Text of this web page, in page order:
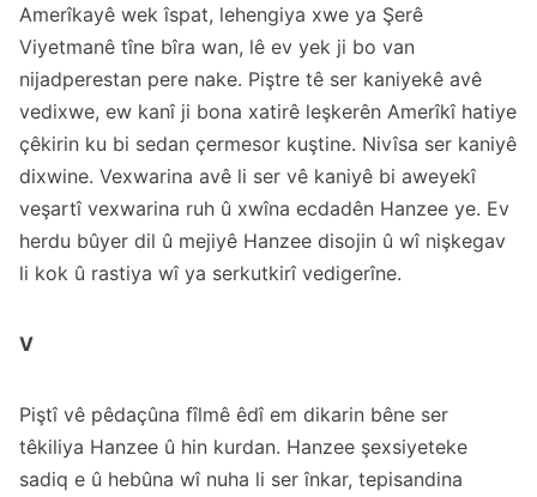
Amerîkayê wek îspat, lehengiya xwe ya Şerê
Viyetmanê tîne bîra wan, lê ev yek ji bo van
nijadperestan pere nake. Piştre tê ser kaniyekê avê
vedixwe, ew kanî ji bona xatirê leşkerên Amerîkî hatiye
çêkirin ku bi sedan çermesor kuştine. Nivîsa ser kaniyê
dixwine. Vexwarina avê li ser vê kaniyê bi aweyekî
veşartî vexwarina ruh û xwîna ecdadên Hanzee ye. Ev
herdu bûyer dil û mejiyê Hanzee disojin û wî nişkegav
li kok û rastiya wî ya serkutkirî vedigerîne.
V
Piştî vê pêdaçûna fîlmê êdî em dikarin bêne ser
têkiliya Hanzee û hin kurdan. Hanzee şexsiyeteke
sadiq e û hebûna wî nuha li ser înkar, tepisandina